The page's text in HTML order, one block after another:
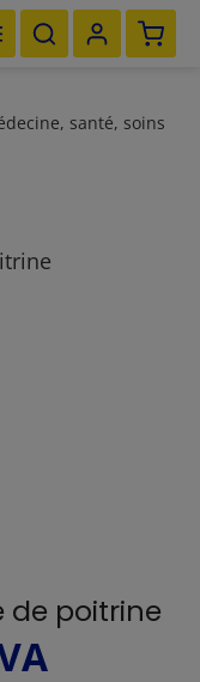
Le
santé, soins
de poitrine